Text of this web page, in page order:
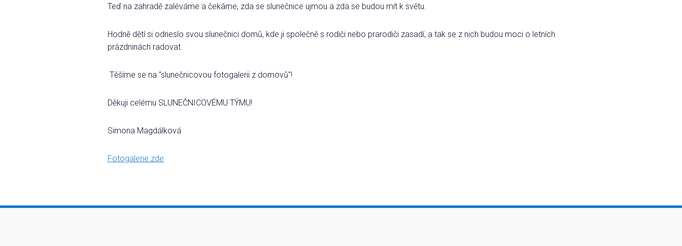
Teď na zahradě zaléváme a čekáme, zda se slunečnice ujmou a zda se budou mít k světu.
Hodně dětí si odneslo svou slunečnici domů, kde ji společně s rodiči nebo prarodiči zasadí, a tak se z nich budou moci o letních
prázdninách radovat.
Těšíme se na "slunečnicovou fotogalerii z domovů"!
Děkuji celému SLUNEČNICOVÉMU TÝMU!
Simona Magdálková
Fotogalerie zde